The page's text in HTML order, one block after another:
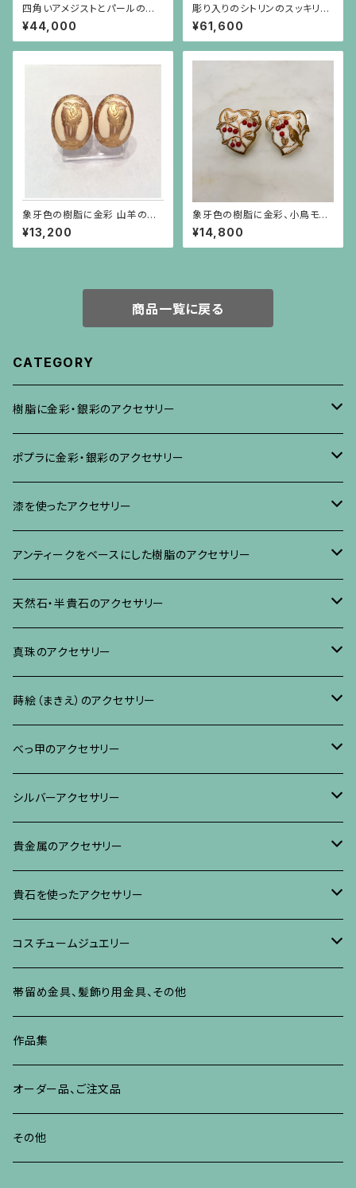
四角いアメジストとパールのシ
ルバー枠のピアス(シルバーポス
ト）
¥44,000
彫り入りのシトリンのスッキリと
したシルバー台のリング
¥61,600
象牙色の樹脂に金彩 山羊のイ
ヤリング 楕円
¥13,200
象牙色の樹脂に金彩、小鳥モチ
ーフに赤珊瑚色の実のイヤリン
グ
¥14,800
商品一覧に戻る
CATEGORY
樹脂に金彩・銀彩のアクセサリー
ブローチ
イヤリング・ピアス
ネックレス、その他
ポプラに金彩・銀彩のアクセサリー
ブローチ
イヤリング、ピアス
ネックレス、ペンダント
ブレスレット、バングル、その他
漆を使ったアクセサリー
ブローチ
イヤリング・ピアス
ネックレス・ペンダント
リング
ブレスレット・バングル、その他
アンティークをベースにした樹脂のアクセサリー
ブローチ
イヤリング・ピアス
ネックレス、ペンダント
ブレスレット、その他
天然石・半貴石のアクセサリー
ブローチ
イヤリング・ピアス
ネックレス、ペンダント
リング
ブレスレット、その他
真珠のアクセサリー
ブローチ
イヤリング・ピアス
ネックレス、ペンダント
リング
ブレスレット、その他
蒔絵（まきえ）のアクセサリー
べっ甲に蒔絵のアクセサリー
ブローチ
イヤリング・ピアス
真珠に蒔絵のアクセサリー
ブローチ
イヤリング、ピアス
水晶に蒔絵のアクセサリー
ブローチ
イヤリング、ピアス
朴の木やポプラに蒔絵のアクセサリー
ブローチ
イヤリング・ピアス
その他の蒔絵のアクセサリー
べっ甲のアクセサリー
ブローチ
イヤリング、ピアス
ネックレス、ペンダント
リング
ブレスレット、バングル、その他
シルバーアクセサリー
ブローチ
イヤリング、ピアス
ネックレス、ペンダント
リング
ブレスレット、バングル、その他
貴金属のアクセサリー
ブローチ
イヤリング、ピアス
ネックレス、ペンダント
ブレスレット、その他
リング
貴石を使ったアクセサリー
ブローチ
イヤリング、ピアス
ネックレス、ペンダント
リング
ブレスレット、バングル
コスチュームジュエリー
ブローチ
イヤリング、ピアス
ネックレス、ペンダント
リング
帯留め金具、髪飾り用金具、その他
作品集
オーダー品、ご注文品
その他